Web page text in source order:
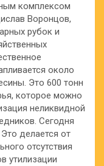
комплексом
Воронцов,
рубок и
около
Это 600 тонн
которое можно
неликвидной
Сегодня
делается от
отсутствия
утилизации